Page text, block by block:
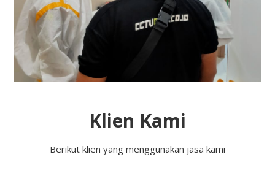
Klien Kami
Berikut klien yang menggunakan jasa kami